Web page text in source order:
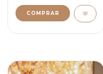
COMPRAR